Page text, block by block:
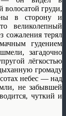
волосатой груди,
в сторону и
великолепный
терял
гудением
загадочно
лёгкостью
громаду
небес — над
не забывшей
чуткий и